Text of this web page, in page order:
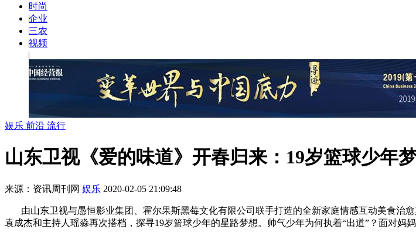
|时尚
|企业
|三农
|视频
|
娱乐 前沿 流行
山东卫视《爱的味道》开春归来：19岁篮球少年
来源：资讯周刊网 娱乐 2020-02-05 21:09:48
由山东卫视与愚恒影业集团、霍尔果斯黑莓文化有限公司联手打造的全新家庭情感互动美食治
袁成杰和主持人瑶淼再次搭档，探寻19岁篮球少年的星路梦想。帅气少年为何执着“出道”？面对妈